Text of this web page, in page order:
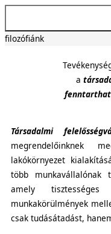
Otthon
filozófiánk
a
Társadalmi
megrendelőinknek
lakókörnyezet
több munkavállalónak
amely tisztességes
munkakörülmények
csak tudásátadást,